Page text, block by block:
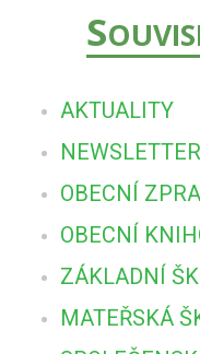
S
AKTUALITY
NEWSLETTER
OBECNÍ
OBECNÍ
ZÁKLADNÍ
MATEŘSKÁ